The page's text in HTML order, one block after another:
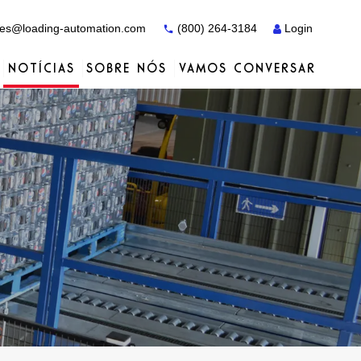
automation.com (800) 264-3184 Login
Estudos de caso Serviços
Estudos de caso Serviços
Serviços
NOTÍCIAS SOBRE NÓS
Distribuidores Actiw
VAMOS CONVERSAR